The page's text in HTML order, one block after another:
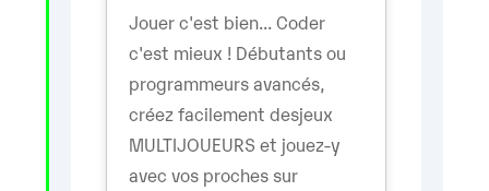
Jouer c'est bien... Coder
c'est mieux ! Débutants ou
programmeurs avancés,
créez facilement desjeux
MULTIJOUEURS et jouez-y
avec vos proches sur